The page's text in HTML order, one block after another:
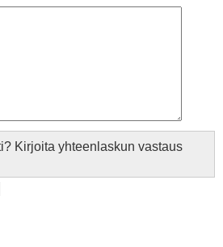
Kirjoita yhteenlaskun vastaus